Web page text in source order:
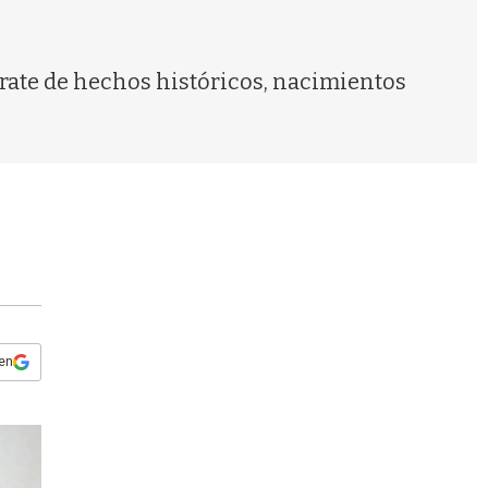
de hechos históricos, nacimientos